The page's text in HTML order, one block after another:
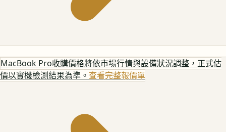
MacBook Pro收購價格將依市場行情與設備狀況調整，正式估
價以實機檢測結果為準。 查看完整報價單